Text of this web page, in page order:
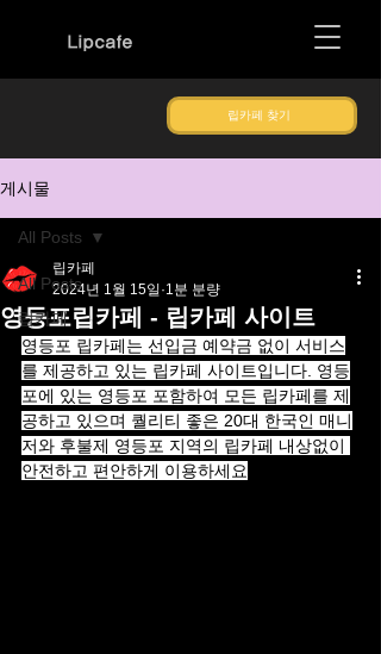
Lipcafe
립카페 찾기
게시물
All Posts
립카페
All Posts
영등포립카페 - 립카페 사이트
립카페
2024년 1월 15일 1분 분량
영등포 립카페는 선입금 예약금 없이 서비스
를 제공하고 있는 립카페 사이트입니다. 영등
포에 있는 영등포 포함하여 모든 립카페를 제
공하고 있으며 퀄리티 좋은 20대 한국인 매니
저와 후불제 영등포 지역의 립카페 내상없이
안전하고 편안하게 이용하세요